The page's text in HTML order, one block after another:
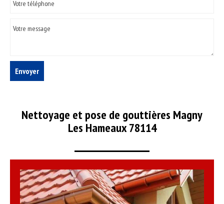
Nettoyage et pose de gouttières Magny
Les Hameaux 78114